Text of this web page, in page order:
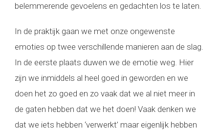
belemmerende gevoelens en gedachten los te laten.
In de praktijk gaan we met onze ongewenste
emoties op twee verschillende manieren aan de slag.
In de eerste plaats duwen we de emotie weg. Hier
zijn we inmiddels al heel goed in geworden en we
doen het zo goed en zo vaak dat we al niet meer in
de gaten hebben dat we het doen! Vaak denken we
dat we iets hebben ‘verwerkt’ maar eigenlijk hebben